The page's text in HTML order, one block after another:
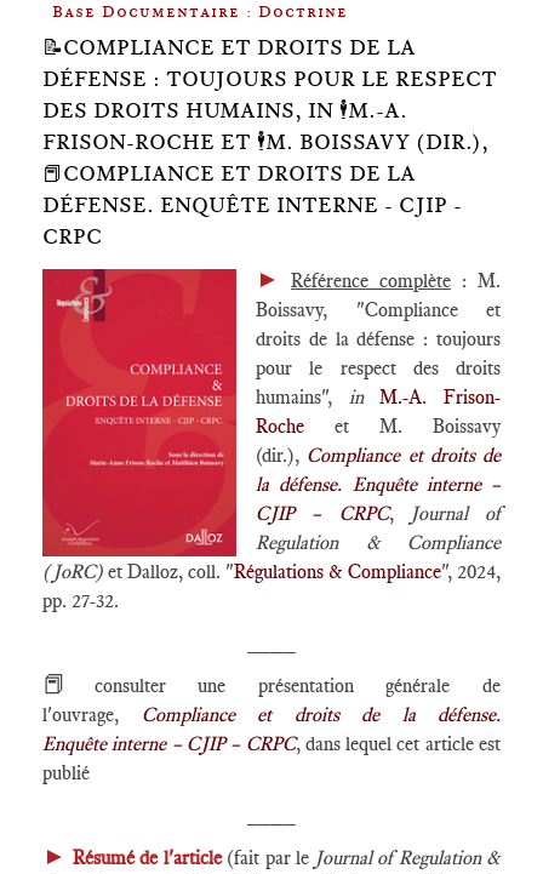
Base Documentaire : Doctrine
📝COMPLIANCE ET DROITS DE LA
DÉFENSE : TOUJOURS POUR LE RESPECT
DES DROITS HUMAINS, IN 🕴️M.-A.
FRISON-ROCHE ET 🕴️M. BOISSAVY (DIR.),
📕COMPLIANCE ET DROITS DE LA
DÉFENSE. ENQUÊTE INTERNE - CJIP -
CRPC
► Référence complète : M.
Boissavy, "Compliance et
droits de la défense : toujours
pour le respect des droits
humains", inM.-A. Frison-
Roche et M. Boissavy
(dir.), Compliance et droits de
la défense. Enquête interne –
CJIP – CRPC,
Journal of
Regulation & Compliance
(JoRC) et Dalloz, coll. "Régulations & Compliance", 2024,
pp. 27-32.
📕
consulter une présentation générale de
l'ouvrage, Compliance et droits de la défense.
Enquête interne – CJIP – CRPC, dans lequel cet article est
publié
► Résumé de l'article (fait par le Journal of Regulation &